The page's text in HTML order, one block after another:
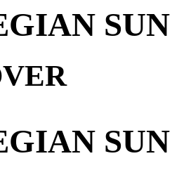
SUN
SUN